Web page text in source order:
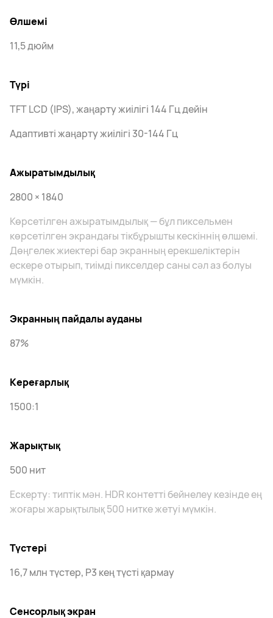
Өлшемі
11,5 дюйм
Түрі
TFT LCD (IPS), жаңарту жиілігі 144 Гц дейін
Адаптивті жаңарту жиілігі 30-144 Гц
Ажыратымдылық
2800 × 1840
Көрсетілген ажыратымдылық — бұл пиксельмен
көрсетілген экрандағы тікбұрышты кескіннің өлшемі.
Дөңгелек жиектері бар экранның ерекшеліктерін
ескере отырып, тиімді пикселдер саны сәл аз болуы
мүмкін.
Экранның пайдалы ауданы
87%
Кереғарлық
1500:1
Жарықтық
500 нит
Ескерту: типтік мән. HDR контетті бейнелеу кезінде ең
жоғары жарықтылық 500 нитке жетуі мүмкін.
Түстері
16,7 млн түстер, P3 кең түсті қармау
Сенсорлық экран